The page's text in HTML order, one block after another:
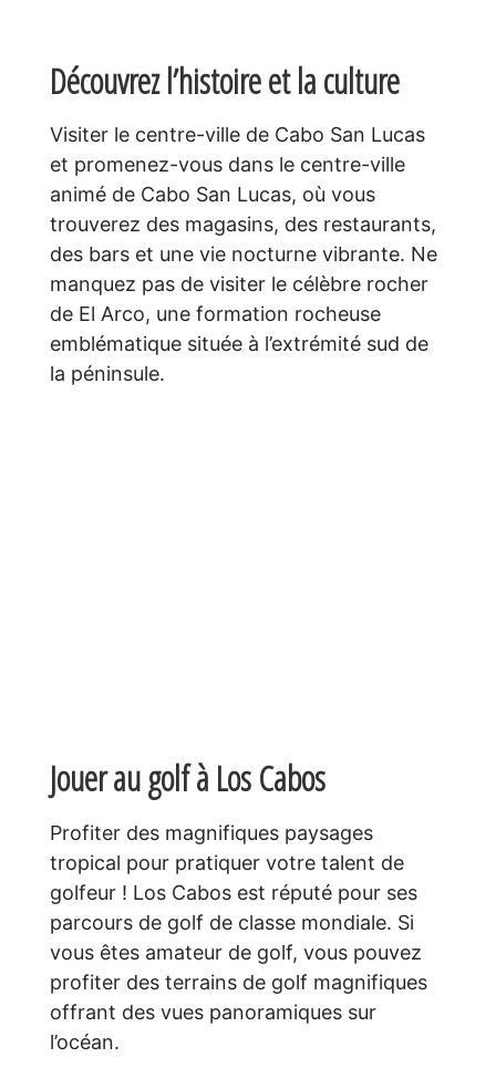
Découvrez l’histoire et la culture
Visiter le centre-ville de Cabo San Lucas
et promenez-vous dans le centre-ville
animé de Cabo San Lucas, où vous
trouverez des magasins, des restaurants,
des bars et une vie nocturne vibrante. Ne
manquez pas de visiter le célèbre rocher
de El Arco, une formation rocheuse
emblématique située à l’extrémité sud de
la péninsule.
Jouer au golf à Los Cabos
Profiter des magnifiques paysages
tropical pour pratiquer votre talent de
golfeur ! Los Cabos est réputé pour ses
parcours de golf de classe mondiale. Si
vous êtes amateur de golf, vous pouvez
profiter des terrains de golf magnifiques
offrant des vues panoramiques sur
l’océan.